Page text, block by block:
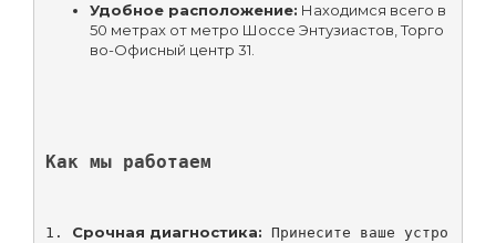
Удобное расположение: Находимся всего в
50 метрах от метро Шоссе Энтузиастов, Торго
во-Офисный центр 31.
Как мы работаем
1. Срочная диагностика: Принесите ваше устро